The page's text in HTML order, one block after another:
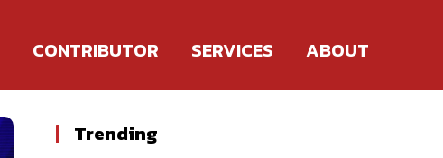
CONTRIBUTOR SERVICES ABOUT
Trending